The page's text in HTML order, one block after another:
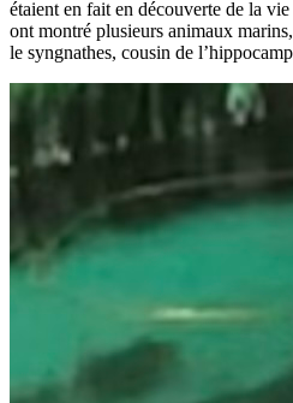
étaient en fait en découverte de la
ont montré plusieurs animaux
le syngnathes, cousin de